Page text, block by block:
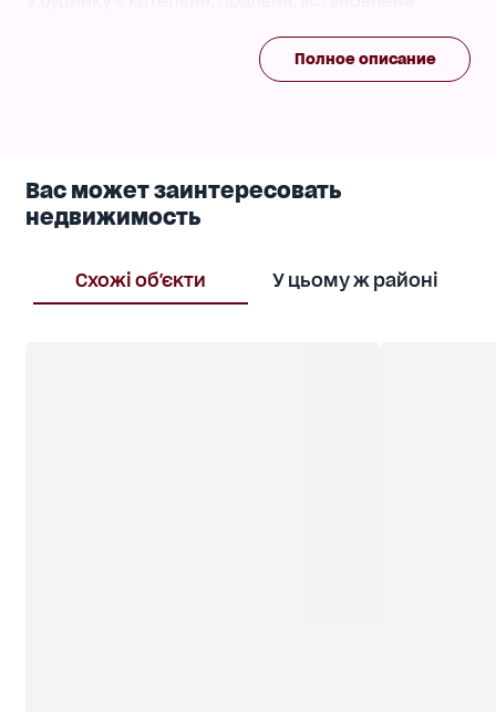
Є лазня з кухнею, санвузлом та кімнатою
Критий басейн та зимовий сад.
Полное описание
Вас может заинтересовать
недвижимость
Схожі об'єкти У цьому ж районі